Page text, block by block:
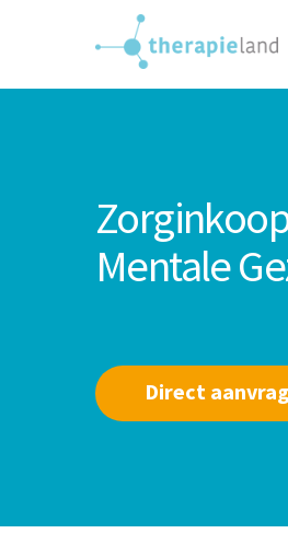
Mentale
Direct